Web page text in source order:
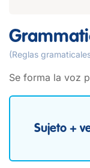
(Reglas
Se forma la voz
Sujeto +